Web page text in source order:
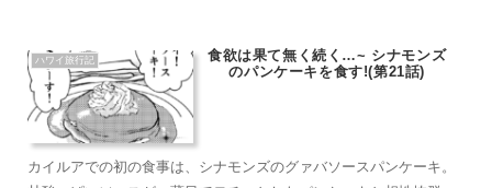
た！(笑)
ハワイ旅行記
食欲は果て無く続く…~ シナモンズ
のパンケーキを食す!(第21話)
カイルアでの初の食事は、シナモンズのグァバソースパンケーキ。